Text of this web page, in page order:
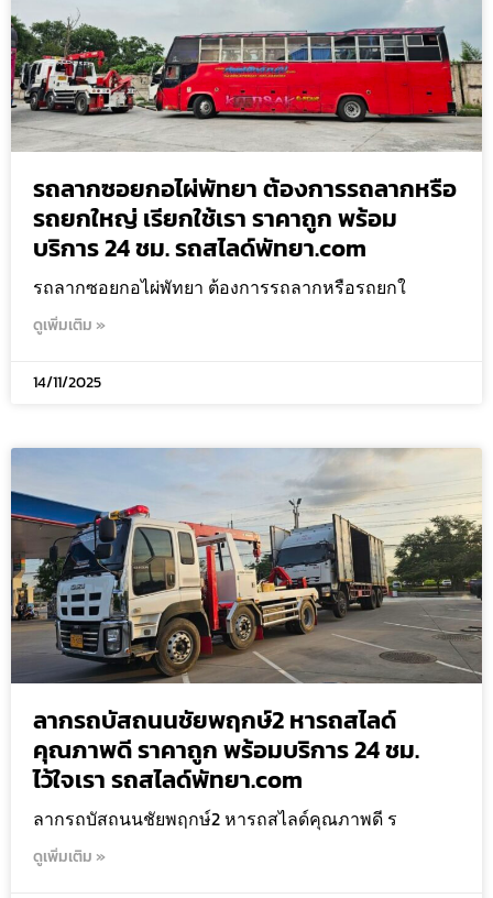
รถลากซอยกอไผ่พัทยา ต้องการรถลากหรือ
รถยกใหญ่ เรียกใช้เรา ราคาถูก พร้อม
บริการ 24 ชม. รถสไลด์พัทยา.com
รถลากซอยกอไผ่พัทยา ต้องการรถลากหรือรถยกใ
ดูเพิ่มเติม »
14/11/2025
ลากรถบัสถนนชัยพฤกษ์2 หารถสไลด์
คุณภาพดี ราคาถูก พร้อมบริการ 24 ชม.
ไว้ใจเรา รถสไลด์พัทยา.com
ลากรถบัสถนนชัยพฤกษ์2 หารถสไลด์คุณภาพดี ร
ดูเพิ่มเติม »